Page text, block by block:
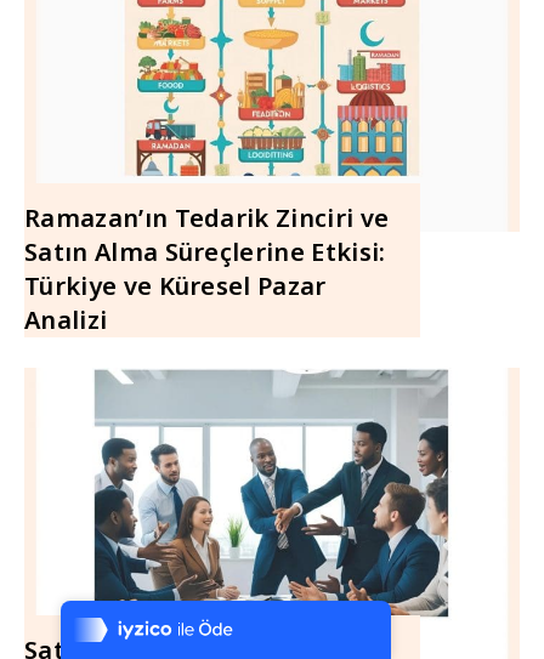
Tek Tıkla Ödeme Kolaylığı
7/24 Canlı Destek
%100 Sorunsuz Alışveriş
Ramazan’ın Tedarik Zinciri ve
Satın Alma Süreçlerine Etkisi:
Türkiye ve Küresel Pazar
Analizi
Satışçıların İkna Tekniklerini